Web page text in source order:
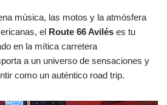
música, las motos y la atmósfera
el Route 66 Avilés es tu
en la mítica carretera
a un universo de sensaciones y
como un auténtico road trip.